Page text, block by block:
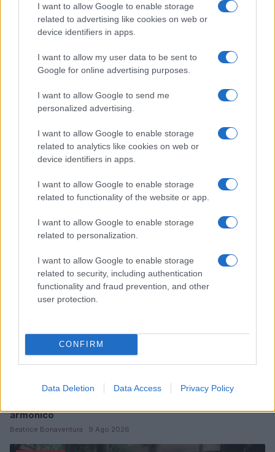
I want to allow Google to enable storage
related to advertising like cookies on web or
device identifiers in apps.
I want to allow my user data to be sent to
Google for online advertising purposes.
I want to allow Google to send me
personalized advertising.
I want to allow Google to enable storage
related to analytics like cookies on web or
device identifiers in apps.
I want to allow Google to enable storage
related to functionality of the website or app.
I want to allow Google to enable storage
related to personalization.
I want to allow Google to enable storage
related to security, including authentication
functionality and fraud prevention, and other
user protection.
CONFIRM
Data Deletion Data Access Privacy Policy
Continua a leggere
LIFESTYLE
armonico
Beatrice Bonaventura · 9 Ago 2026